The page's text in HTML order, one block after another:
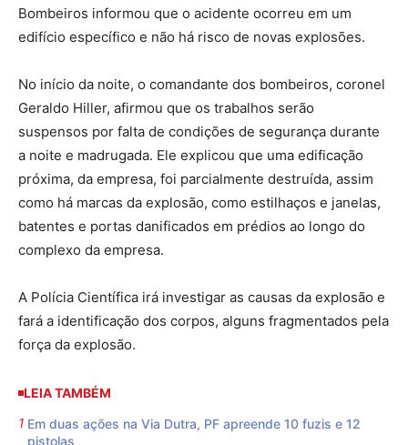
Bombeiros informou que o acidente ocorreu em um
edifício específico e não há risco de novas explosões.
No início da noite, o comandante dos bombeiros, coronel
Geraldo Hiller, afirmou que os trabalhos serão
suspensos por falta de condições de segurança durante
a noite e madrugada. Ele explicou que uma edificação
próxima, da empresa, foi parcialmente destruída, assim
como há marcas da explosão, como estilhaços e janelas,
batentes e portas danificados em prédios ao longo do
complexo da empresa.
A Polícia Científica irá investigar as causas da explosão e
fará a identificação dos corpos, alguns fragmentados pela
força da explosão.
LEIA TAMBÉM
Em duas ações na Via Dutra, PF apreende 10 fuzis e 12
pistolas